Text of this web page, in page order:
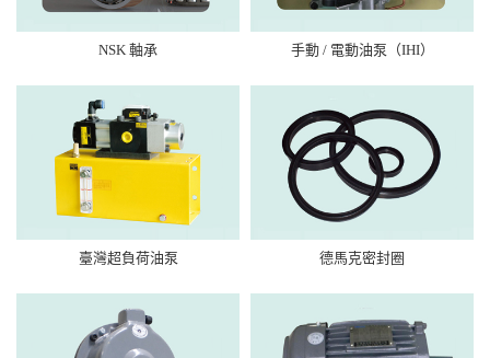
NSK 軸承 手動 / 電動油泵（IHI）
臺灣超負荷油泵 德馬克密封圈